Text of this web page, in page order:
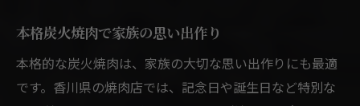
本格炭火焼肉で家族の思い出作り
本格的な炭火焼肉は、家族の大切な思い出作りにも最適
です。香川県の焼肉店では、記念日や誕生日など特別な